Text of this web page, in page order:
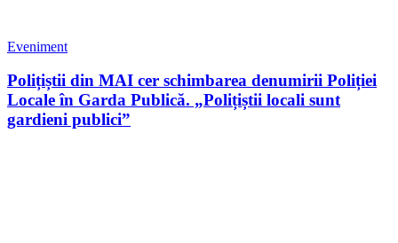
Eveniment
Polițiștii din MAI cer schimbarea denumirii Poliției
Locale în Garda Publică. „Polițiștii locali sunt
gardieni publici”